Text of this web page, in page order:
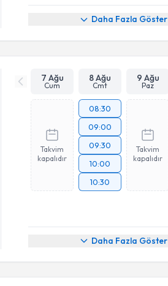
Daha Fazla Göster
7 Ağu
Cum
8 Ağu
Cmt
9 Ağu
Paz
Takvim
kapalıdır
08:30
09:00
09:30
10:00
10:30
Takvim
kapalıdır
Daha Fazla Göster